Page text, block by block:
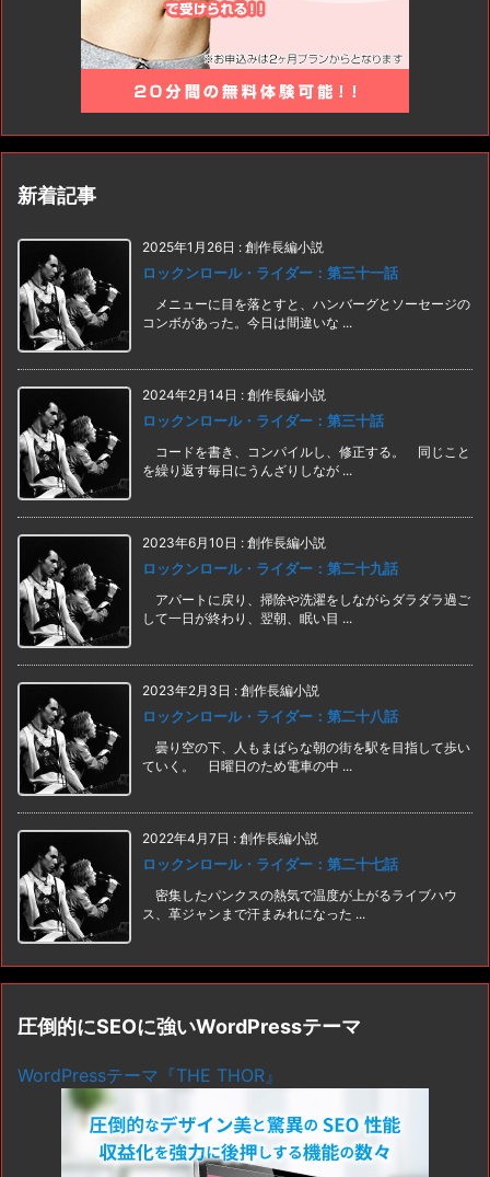
新着記事
2025年1月26日 : 創作長編小説
ロックンロール・ライダー：第三十一話
メニューに目を落とすと、ハンバーグとソーセージの
コンボがあった。今日は間違いな ...
2024年2月14日 : 創作長編小説
ロックンロール・ライダー：第三十話
コードを書き、コンパイルし、修正する。 同じこと
を繰り返す毎日にうんざりしなが ...
2023年6月10日 : 創作長編小説
ロックンロール・ライダー：第二十九話
アパートに戻り、掃除や洗濯をしながらダラダラ過ご
して一日が終わり、翌朝、眠い目 ...
2023年2月3日 : 創作長編小説
ロックンロール・ライダー：第二十八話
曇り空の下、人もまばらな朝の街を駅を目指して歩い
ていく。 日曜日のため電車の中 ...
2022年4月7日 : 創作長編小説
ロックンロール・ライダー：第二十七話
密集したパンクスの熱気で温度が上がるライブハウ
ス、革ジャンまで汗まみれになった ...
圧倒的にSEOに強いWordPressテーマ
WordPressテーマ『THE THOR』